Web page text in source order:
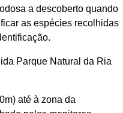
a descoberto quando
as espécies recolhidas
Parque Natural da Ria
até à zona da